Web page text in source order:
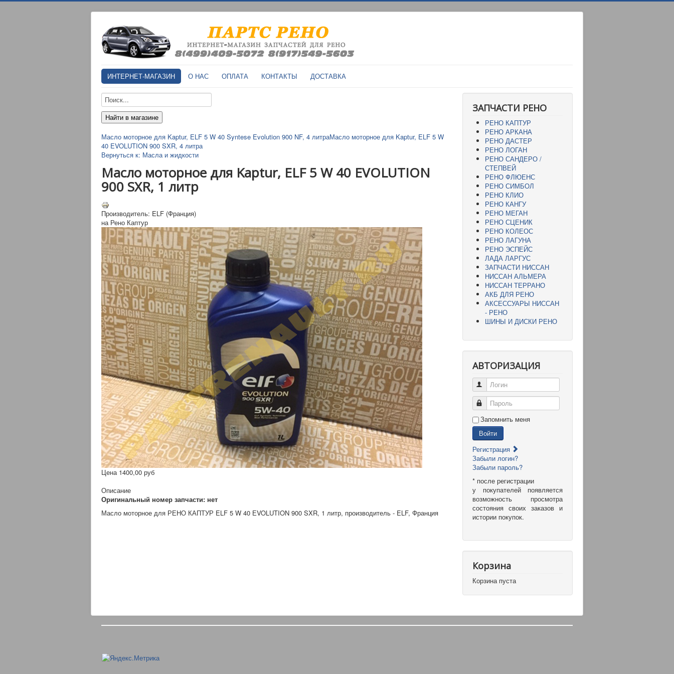
ИНТЕРНЕТ-МАГАЗИН О НАС ОПЛАТА КОНТАКТЫ ДОСТАВКА
Масло моторное для Kaptur, ELF 5 W 40 Syntese Evolution 900 NF, 4 литраМасло моторное для Kaptur, ELF 5 W
40 EVOLUTION 900 SXR, 4 литра
Вернуться к: Масла и жидкости
Масло моторное для Kaptur, ELF 5 W 40 ЕVOLUTION
900 SXR, 1 литр
Производитель: ELF (Франция)
на Рено Каптур
Цена 1400,00 руб
Описание
Оригинальный номер запчасти: нет
Масло моторное для РЕНО КАПТУР ELF 5 W 40 ЕVOLUTION 900 SXR, 1 литр, производитель - ELF, Франция
ЗАПЧАСТИ РЕНО
РЕНО КАПТУР
РЕНО АРКАНА
РЕНО ДАСТЕР
РЕНО ЛОГАН
РЕНО САНДЕРО /
СТЕПВЕЙ
РЕНО ФЛЮЕНС
РЕНО СИМБОЛ
РЕНО КЛИО
РЕНО КАНГУ
РЕНО МЕГАН
РЕНО СЦЕНИК
РЕНО КОЛЕОС
РЕНО ЛАГУНА
РЕНО ЭСПЕЙС
ЛАДА ЛАРГУС
ЗАПЧАСТИ НИССАН
НИССАН АЛЬМЕРА
НИССАН ТЕРРАНО
АКБ ДЛЯ РЕНО
АКСЕССУАРЫ НИССАН
- РЕНО
ШИНЫ И ДИСКИ РЕНО
АВТОРИЗАЦИЯ
Логин
Пароль
Запомнить меня
Войти
Регистрация
Забыли логин?
Забыли пароль?
* после регистрации
у покупателей появляется
возможность просмотра
состояния своих заказов и
истории покупок.
Корзина
Корзина пуста